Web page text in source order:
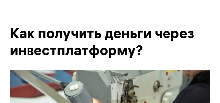
Как получить деньги через
инвестплатформу?